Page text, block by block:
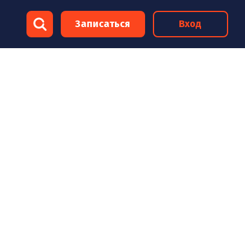
Записаться Вход